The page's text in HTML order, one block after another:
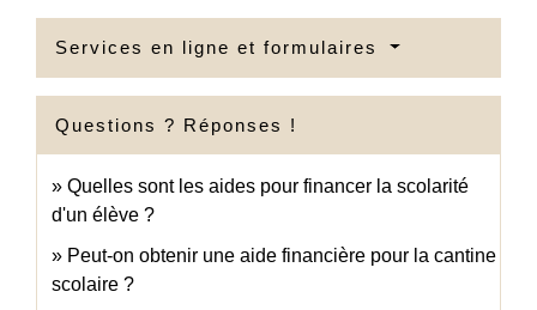
Services en ligne et formulaires
Questions ? Réponses !
Quelles sont les aides pour financer la scolarité
d'un élève ?
Peut-on obtenir une aide financière pour la cantine
scolaire ?